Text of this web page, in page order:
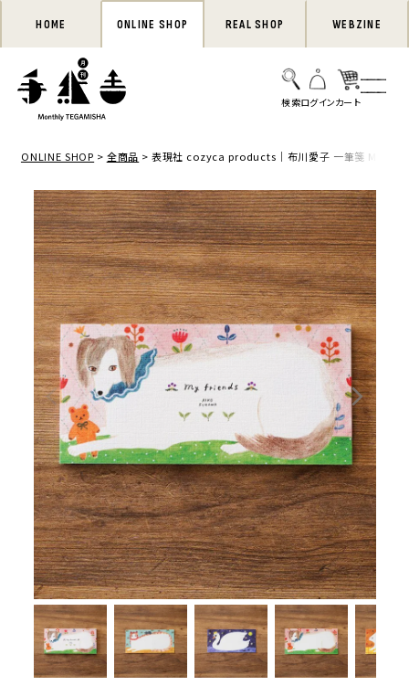
HOME ONLINE SHOP REAL SHOP WEBZINE
ONLINE SHOP 全商品 表現社 cozyca products｜布川愛子 一筆箋 My